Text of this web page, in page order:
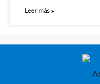
Leer más »